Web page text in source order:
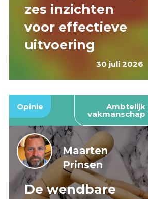
30 juli 2026
zes inzichten
voor effectieve
uitvoering
Opinie Ambtelijk
vakmanschap
Maarten
Prinsen
De wendbare